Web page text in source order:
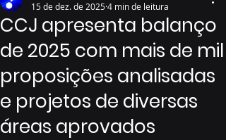
CCJ apresenta balanço
de 2025 com mais de mil
proposições analisadas
e projetos de diversas
áreas aprovados
15 de dez. de 20254 min de leitura